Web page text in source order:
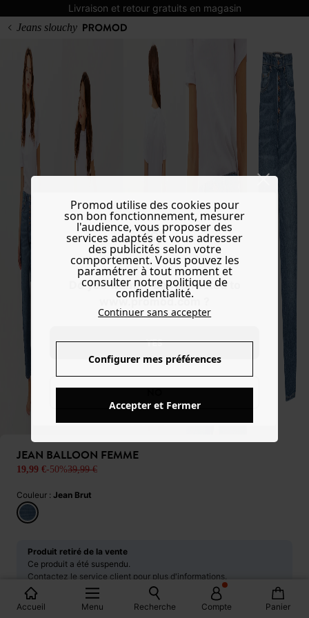
Livraison et retour gratuits en magasin
Do you want to be redirected to
www.promod.com ?
YES
NO
Jeans slouchy
Accueil Menu Recherche Compte Panier
JEAN BALLOON FEMME
19,99 €-50%39,99 €
Couleur : Jean Brut
Produit retiré de la vente
Ce produit a été suspendu.
Contactez le service client pour plus d'informations.
CONTACTER LE SERVICE CLIENT
Promod utilise des cookies pour
son bon fonctionnement, mesurer
l'audience, vous proposer des
services adaptés et vous adresser
des publicités selon votre
comportement. Vous pouvez les
paramétrer à tout moment et
consulter notre politique de
confidentialité.
Continuer sans accepter
Configurer mes préférences
Accepter et Fermer